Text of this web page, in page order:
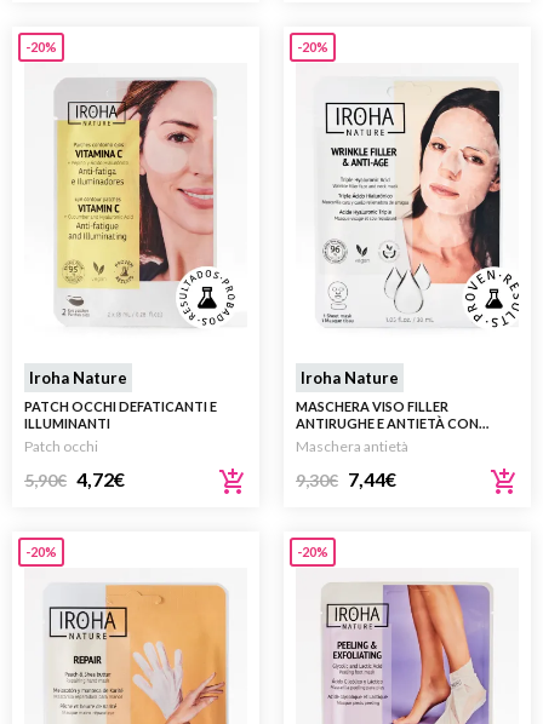
-20%
Iroha Nature
PATCH OCCHI DEFATICANTI E
ILLUMINANTI
Patch occhi
5,90€ 4,72€
-20%
Iroha Nature
MASCHERA VISO FILLER
ANTIRUGHE E ANTIETÀ CON
TRIPLO ACIDO IALURONICO
1X30ML
Maschera antietà
9,30€ 7,44€
-20% -20%